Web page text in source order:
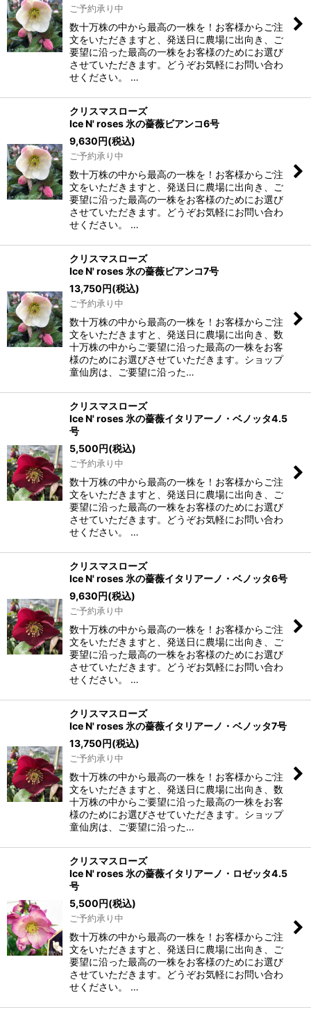
ご予約承り中
数十万株の中から最高の一株を！お客様からご注
文をいただきますと、発送日に農場に出向き、ご
要望に沿った最高の一株をお客様のためにお選び
させていただきます。どうぞお気軽にお問い合わ
せください。 …
クリスマスローズ
Ice N' roses 氷の薔薇ビアンコ6号
9,630円(税込)
ご予約承り中
数十万株の中から最高の一株を！お客様からご注
文をいただきますと、発送日に農場に出向き、ご
要望に沿った最高の一株をお客様のためにお選び
させていただきます。どうぞお気軽にお問い合わ
せください。 …
クリスマスローズ
Ice N' roses 氷の薔薇ビアンコ7号
13,750円(税込)
ご予約承り中
数十万株の中から最高の一株を！お客様からご注
文をいただきますと、発送日に農場に出向き、数
十万株の中からご要望に沿った最高の一株をお客
様のためにお選びさせていただきます。ショップ
童仙房は、ご要望に沿った…
クリスマスローズ
Ice N' roses 氷の薔薇イタリアーノ・ベノッタ4.5
号
5,500円(税込)
ご予約承り中
数十万株の中から最高の一株を！お客様からご注
文をいただきますと、発送日に農場に出向き、ご
要望に沿った最高の一株をお客様のためにお選び
させていただきます。どうぞお気軽にお問い合わ
せください。 …
クリスマスローズ
Ice N' roses 氷の薔薇イタリアーノ・ベノッタ6号
9,630円(税込)
ご予約承り中
数十万株の中から最高の一株を！お客様からご注
文をいただきますと、発送日に農場に出向き、ご
要望に沿った最高の一株をお客様のためにお選び
させていただきます。どうぞお気軽にお問い合わ
せください。 …
クリスマスローズ
Ice N' roses 氷の薔薇イタリアーノ・ベノッタ7号
13,750円(税込)
ご予約承り中
数十万株の中から最高の一株を！お客様からご注
文をいただきますと、発送日に農場に出向き、数
十万株の中からご要望に沿った最高の一株をお客
様のためにお選びさせていただきます。ショップ
童仙房は、ご要望に沿った…
クリスマスローズ
Ice N' roses 氷の薔薇イタリアーノ・ロゼッタ4.5
号
5,500円(税込)
ご予約承り中
数十万株の中から最高の一株を！お客様からご注
文をいただきますと、発送日に農場に出向き、ご
要望に沿った最高の一株をお客様のためにお選び
させていただきます。どうぞお気軽にお問い合わ
せください。 …